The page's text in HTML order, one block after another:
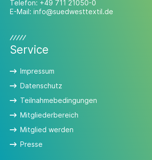
Telefon: +49 711 21050-0
E-Mail: info@suedwesttextil.de
Service
Impressum
Datenschutz
Teilnahmebedingungen
Mitgliederbereich
Mitglied werden
Presse